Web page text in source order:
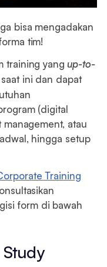
bisa mengadakan
tim!
training yang up-to-
ini dan dapat
(digital
atau
hingga setup
Training
form di bawah
Study